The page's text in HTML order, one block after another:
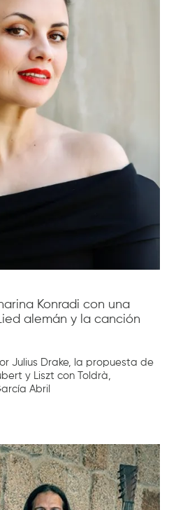
Konradi con una
alemán y la canción
Julius Drake, la propuesta de
y Liszt con Toldrà,
Abril